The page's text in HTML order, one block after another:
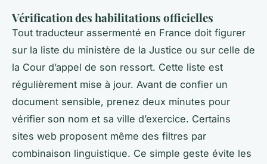
Vérification des habilitations officielles
Tout traducteur assermenté en France doit figurer
sur la liste du ministère de la Justice ou sur celle de
la Cour d’appel de son ressort. Cette liste est
régulièrement mise à jour. Avant de confier un
document sensible, prenez deux minutes pour
vérifier son nom et sa ville d’exercice. Certains
sites web proposent même des filtres par
combinaison linguistique. Ce simple geste évite les